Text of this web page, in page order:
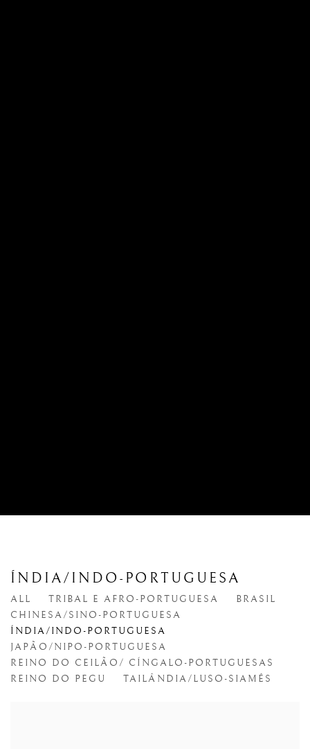
ÍNDIA/INDO-PORTUGUESA
ALL TRIBAL E AFRO-PORTUGUESA
BRASIL
CHINESA/SINO-PORTUGUESA
ÍNDIA/INDO-PORTUGUESA
JAPÃO/NIPO-PORTUGUESA
REINO DO CEILÃO/ CÍNGALO-PORTUGUESAS
REINO DO PEGU
TAILÂNDIA/LUSO-SIAMÊS